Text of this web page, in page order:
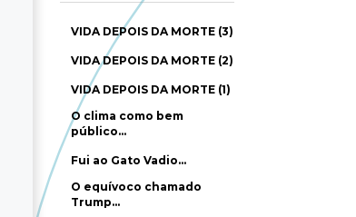
VIDA DEPOIS DA MORTE (3)
VIDA DEPOIS DA MORTE (2)
VIDA DEPOIS DA MORTE (1)
O clima como bem
público…
Fui ao Gato Vadio…
O equívoco chamado
Trump…